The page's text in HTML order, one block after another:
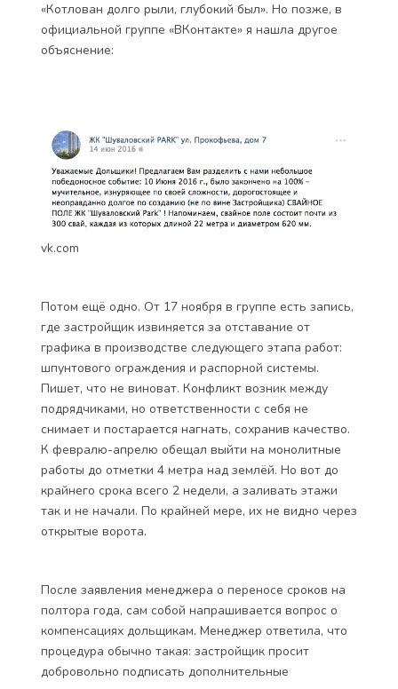
«Котлован долго рыли, глубокий был». Но позже, в
официальной группе «ВКонтакте» я нашла другое
объяснение:
vk.com
Потом ещё одно. От 17 ноября в группе есть запись,
где застройщик извиняется за отставание от
графика в производстве следующего этапа работ:
шпунтового ограждения и распорной системы.
Пишет, что не виноват. Конфликт возник между
подрядчиками, но ответственности с себя не
снимает и постарается нагнать, сохранив качество.
К февралю-апрелю обещал выйти на монолитные
работы до отметки 4 метра над землёй. Но вот до
крайнего срока всего 2 недели, а заливать этажи
так и не начали. По крайней мере, их не видно через
открытые ворота.
После заявления менеджера о переносе сроков на
полтора года, сам собой напрашивается вопрос о
компенсациях дольщикам. Менеджер ответила, что
процедура обычно такая: застройщик просит
добровольно подписать дополнительные